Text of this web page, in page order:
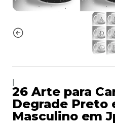
26 Arte para
Degrade Preto
Masculino em